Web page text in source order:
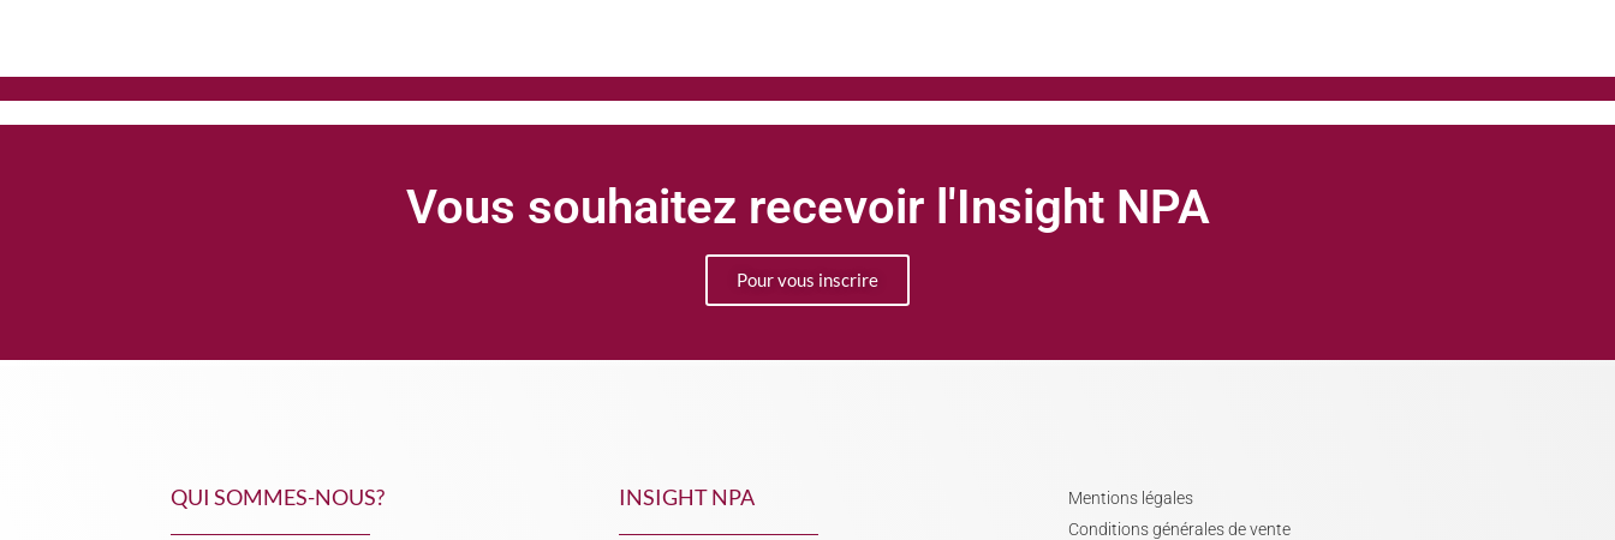
Vous souhaitez recevoir l'Insight NPA
Pour vous inscrire
QUI SOMMES-NOUS? INSIGHT NPA
Mentions légales
Conditions générales de vente